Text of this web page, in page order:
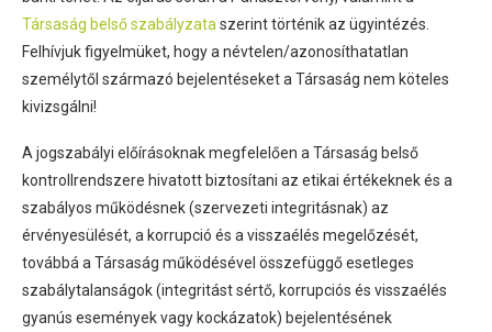
Társaság belső szabályzataszerint történik az ügyintézés.
Felhívjuk figyelmüket, hogy a névtelen/azonosíthatatlan
személytől származó bejelentéseket a Társaság nem köteles
kivizsgálni!
A jogszabályi előírásoknak megfelelően a Társaság belső
kontrollrendszere hivatott biztosítani az etikai értékeknek és a
szabályos működésnek (szervezeti integritásnak) az
érvényesülését, a korrupció és a visszaélés megelőzését,
továbbá a Társaság működésével összefüggő esetleges
szabálytalanságok (integritást sértő, korrupciós és visszaélés
gyanús események vagy kockázatok) bejelentésének